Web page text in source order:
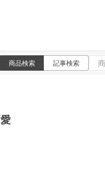
商品検索 記事検索